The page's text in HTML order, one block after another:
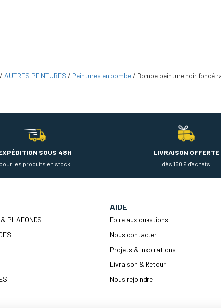
AUTRES PEINTURES / Peintures en bombe / Bombe peinture noir foncé
SOUS 48H
pour les produits en stock
LIVRAISON OFFERTE
dès 150 € d'achats
& PLAFONDS
AIDE
Foire aux questions
Nous contacter
Projets & inspirations
Livraison & Retour
Nous rejoindre